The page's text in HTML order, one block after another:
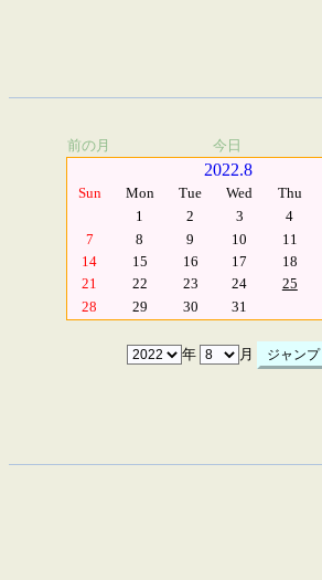
前の月 今日
2022.8
Sun Mon Tue Wed Thu
1
2 3 4
7
8 9 10 11
14
15 16 17 18
21
22 23 24 25
28
29 30 31
年 月